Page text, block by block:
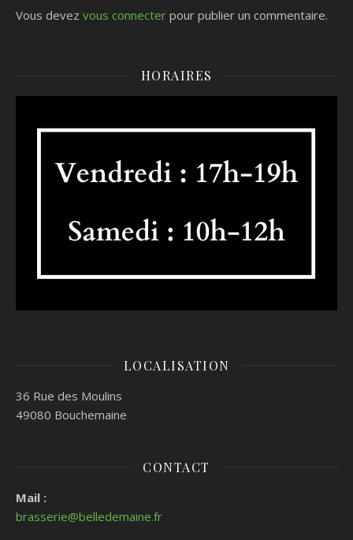
Vous devez vous connecter pour publier un commentaire.
HORAIRES
LOCALISATION
36 Rue des Moulins
49080 Bouchemaine
CONTACT
Mail :
brasserie@belledemaine.fr